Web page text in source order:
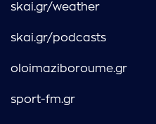
skai.gr/weather
skai.gr/podcasts
oloimaziboroume.gr
sport-fm.gr